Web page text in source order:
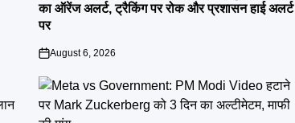
का ऑरेंज अलर्ट, ट्रैकिंग पर रोक और प्रशासन हाई अलर्ट
पर
on
August 6, 2026